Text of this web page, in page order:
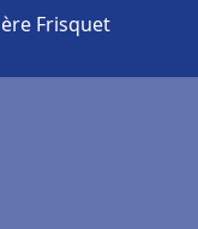
Frisquet